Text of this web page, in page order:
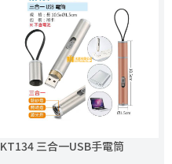
KT134 三合一USB手電筒